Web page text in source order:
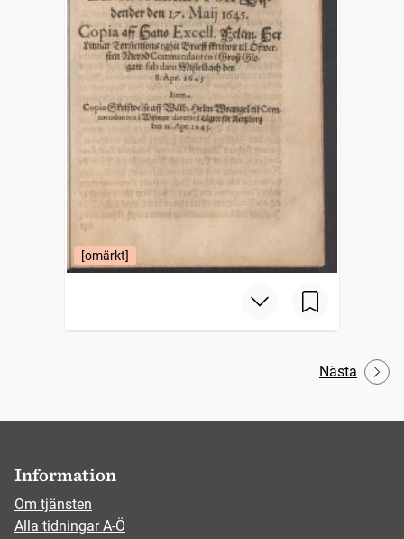
[omärkt]
Nästa
Information
Om tjänsten
Alla tidningar A-Ö